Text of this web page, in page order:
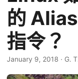
的
指令？
January 9, 2018 · G.